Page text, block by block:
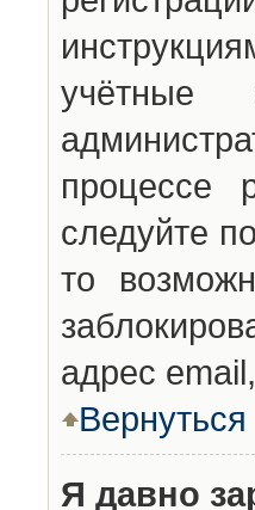
учётные
процессе
следуйте
то
адрес
Я давно